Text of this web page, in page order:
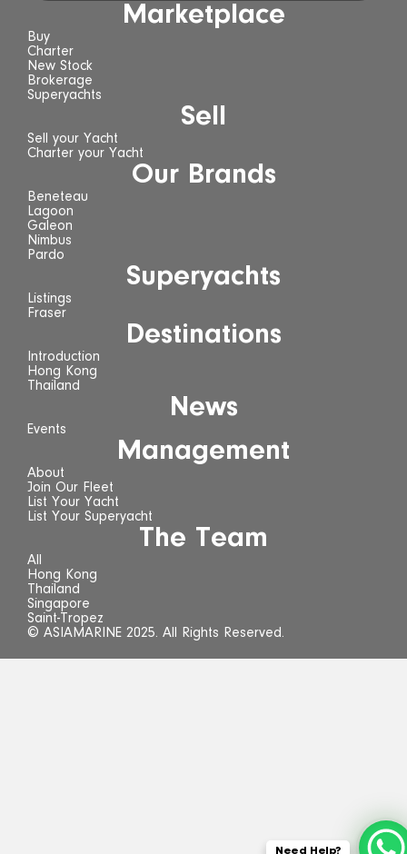
Marketplace
Buy
Charter
New Stock
Brokerage
Superyachts
Sell
Sell your Yacht
Charter your Yacht
Our Brands
Beneteau
Lagoon
Galeon
Nimbus
Pardo
Superyachts
Listings
Fraser
Destinations
Introduction
Hong Kong
Thailand
News
Events
Management
About
Join Our Fleet
List Your Yacht
List Your Superyacht
The Team
All
Hong Kong
Thailand
Singapore
Saint-Tropez
© ASIAMARINE 2025. All Rights Reserved.
Need Help?